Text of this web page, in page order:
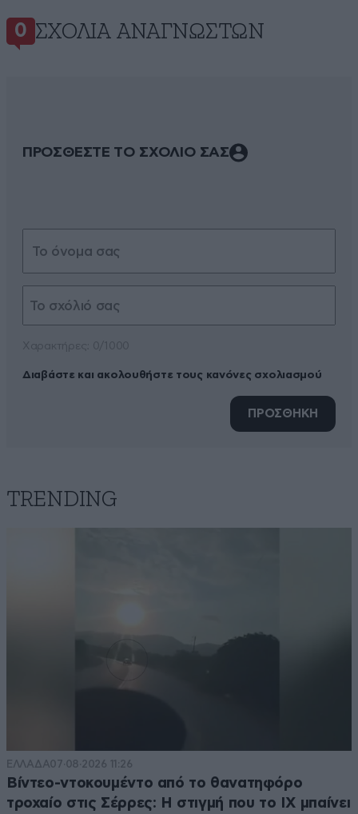
0 ΣΧΌΛΙΑ ΑΝΑΓΝΩΣΤΏΝ
ΠΡΟΣΘΕΣΤΕ ΤΟ ΣΧΟΛΙΟ ΣΑΣ
Διαβάστε και ακολουθήστε τους κανόνες σχολιασμού
ΠΡΟΣΘΗΚΗ
TRENDING
ΕΛΛΑΔΑ07·08·2026 11:26
Βίντεο-ντοκουμέντο από το θανατηφόρο
τροχαίο στις Σέρρες: Η στιγμή που το ΙΧ μπαίνει